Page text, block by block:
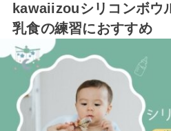
kawaiizouシリコンボウ
乳食の練習におすすめ